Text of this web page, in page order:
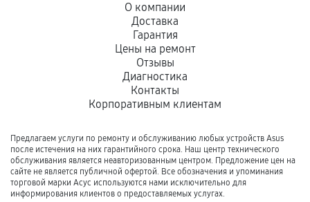
О компании
Доставка
Гарантия
Цены на ремонт
Отзывы
Диагностика
Контакты
Корпоративным клиентам
Предлагаем услуги по ремонту и обслуживанию любых устройств Asus
после истечения на них гарантийного срока. Наш центр технического
обслуживания является неавторизованным центром. Предложение цен на
сайте не является публичной офертой. Все обозначения и упоминания
торговой марки Асус используются нами исключительно для
информирования клиентов о предоставляемых услугах.